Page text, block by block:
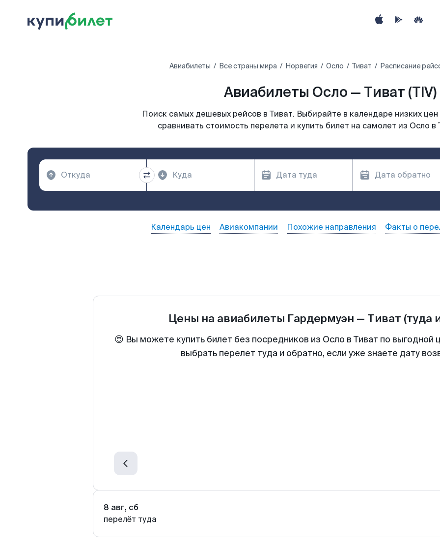
Авиабилеты Все страны мира Норвегия Осло Тиват Расписание
Авиабилеты Осло — Тиват (TIV)
Поиск самых дешевых рейсов в Тиват. Выбирайте в календаре низких
сравнивать стоимость перелета и купить билет на самолет из Осло в
Календарь цен Авиакомпании Похожие направления Факты о
Цены на авиабилеты Гардермуэн — Тиват (туда
😍 Вы можете купить билет без посредников из Осло в Тиват по
выбрать перелет туда и обратно, если уже знаете дату
8 авг, сб
перелёт туда